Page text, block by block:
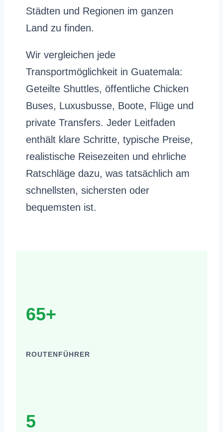
Städten und Regionen im ganzen
Land zu finden.
Wir vergleichen jede
Transportmöglichkeit in Guatemala:
Geteilte Shuttles, öffentliche Chicken
Buses, Luxusbusse, Boote, Flüge und
private Transfers. Jeder Leitfaden
enthält klare Schritte, typische Preise,
realistische Reisezeiten und ehrliche
Ratschläge dazu, was tatsächlich am
schnellsten, sichersten oder
bequemsten ist.
65+
ROUTENFÜHRER
5